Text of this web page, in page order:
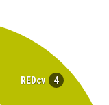
REDcv 4